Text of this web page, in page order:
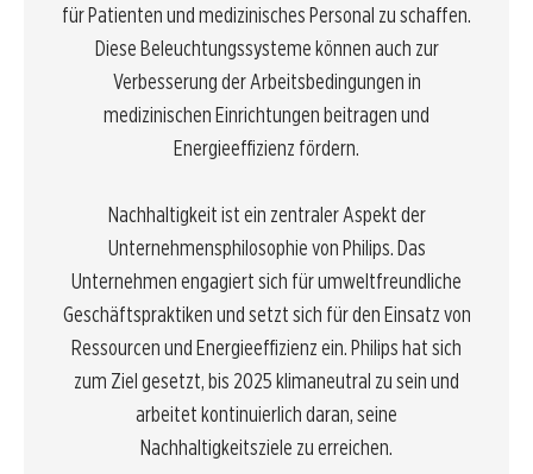
für Patienten und medizinisches Personal zu schaffen.
Diese Beleuchtungssysteme können auch zur
Verbesserung der Arbeitsbedingungen in
medizinischen Einrichtungen beitragen und
Energieeffizienz fördern.
Nachhaltigkeit ist ein zentraler Aspekt der
Unternehmensphilosophie von Philips. Das
Unternehmen engagiert sich für umweltfreundliche
Geschäftspraktiken und setzt sich für den Einsatz von
Ressourcen und Energieeffizienz ein. Philips hat sich
zum Ziel gesetzt, bis 2025 klimaneutral zu sein und
arbeitet kontinuierlich daran, seine
Nachhaltigkeitsziele zu erreichen.